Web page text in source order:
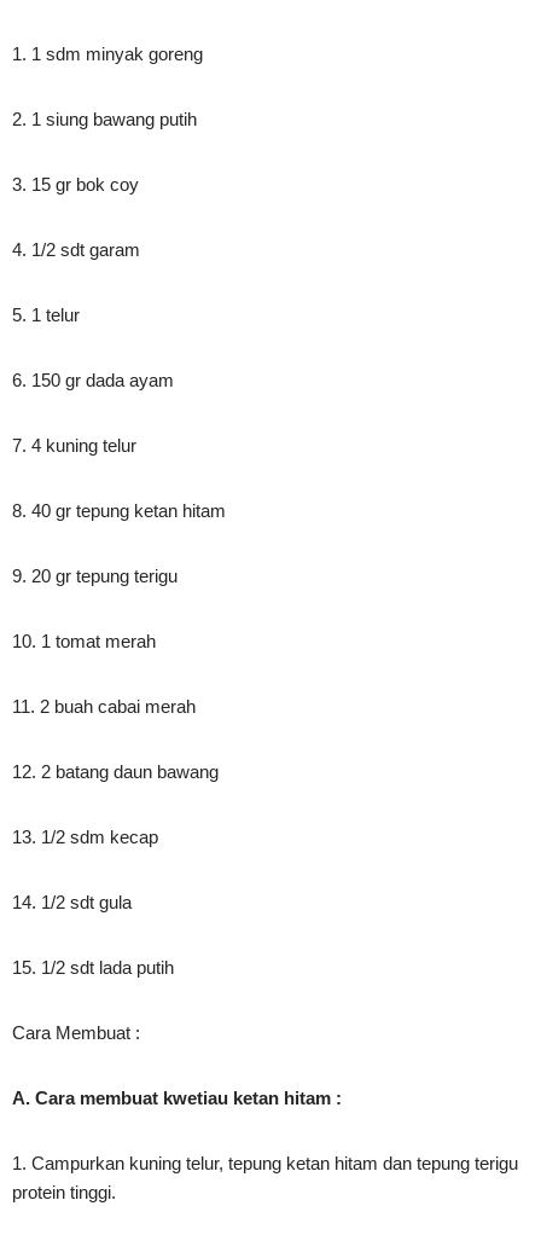
1. 1 sdm minyak goreng
2. 1 siung bawang putih
3. 15 gr bok coy
4. 1/2 sdt garam
5. 1 telur
6. 150 gr dada ayam
7. 4 kuning telur
8. 40 gr tepung ketan hitam
9. 20 gr tepung terigu
10. 1 tomat merah
11. 2 buah cabai merah
12. 2 batang daun bawang
13. 1/2 sdm kecap
14. 1/2 sdt gula
15. 1/2 sdt lada putih
Cara Membuat :
A. Cara membuat kwetiau ketan hitam :
1. Campurkan kuning telur, tepung ketan hitam dan tepung terigu
protein tinggi.